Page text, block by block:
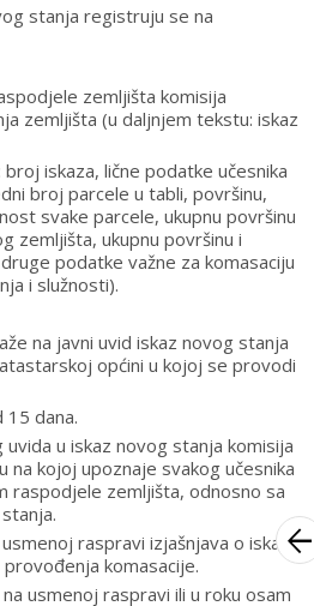
stanja registruju se na
zemljišta komisija
zemljišta (u daljnjem tekstu: iskaz
iskaza, lične podatke učesnika
broj parcele u tabli, površinu,
svake parcele, ukupnu površinu
zemljišta, ukupnu površinu i
podatke važne za komasaciju
i služnosti).
na javni uvid iskaz novog stanja
općini u kojoj se provodi
dana.
u iskaz novog stanja komisija
na kojoj upoznaje svakog učesnika
raspodjele zemljišta, odnosno sa
raspravi izjašnjava o iskazu
komasacije.
usmenoj raspravi ili u roku osam